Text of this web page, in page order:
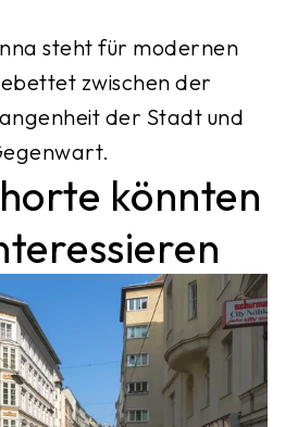
steht für modernen
zwischen der
der Stadt und
könnten